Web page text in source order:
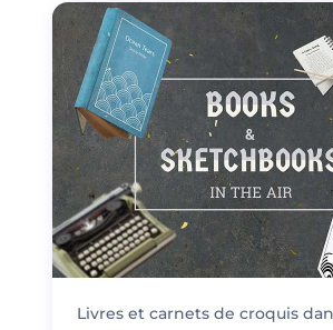
Livres et carnets de croquis